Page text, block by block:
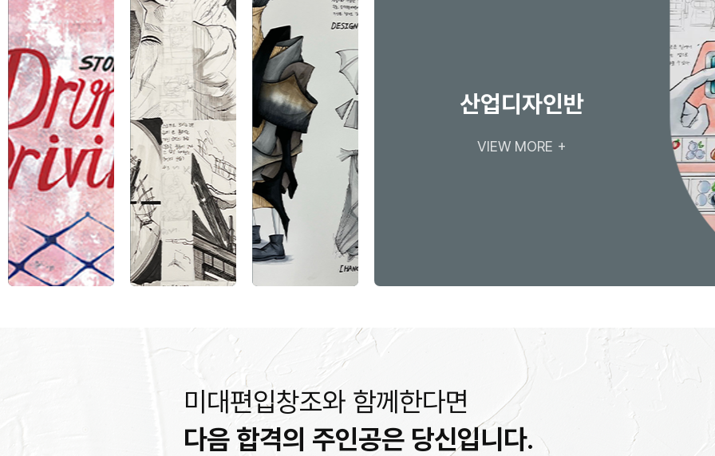
드로잉반
VIEW MORE +
미대편입창조와 함께한다면
다음 합격의 주인공은 당신입니다.